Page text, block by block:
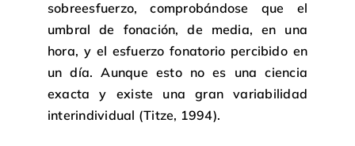
sobreesfuerzo, comprobándose que el
umbral de fonación, de media, en una
hora, y el esfuerzo fonatorio percibido en
un día. Aunque esto no es una ciencia
exacta y existe una gran variabilidad
interindividual (Titze, 1994).